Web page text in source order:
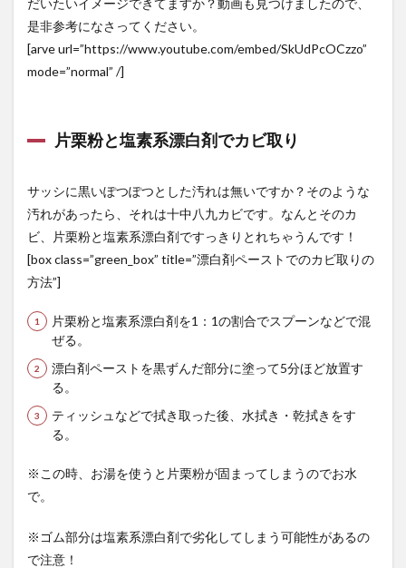
だいたいイメージできてますか？動画も見つけましたので、
是非参考になさってください。
[arve url=”https://www.youtube.com/embed/SkUdPcOCzzo”
mode=”normal” /]
片栗粉と塩素系漂白剤でカビ取り
サッシに黒いぽつぽつとした汚れは無いですか？そのような
汚れがあったら、それは十中八九カビです。なんとそのカ
ビ、片栗粉と塩素系漂白剤ですっきりとれちゃうんです！
[box class=”green_box” title=”漂白剤ペーストでのカビ取りの
方法”]
片栗粉と塩素系漂白剤を1：1の割合でスプーンなどで混
ぜる。
漂白剤ペーストを黒ずんだ部分に塗って5分ほど放置す
る。
ティッシュなどで拭き取った後、水拭き・乾拭きをす
る。
※この時、お湯を使うと片栗粉が固まってしまうのでお水
で。
※ゴム部分は塩素系漂白剤で劣化してしまう可能性があるの
で注意！